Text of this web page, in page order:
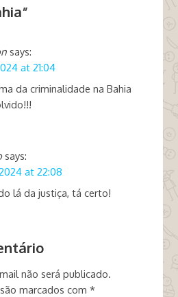
”
says:
at 21:04
da criminalidade na Bahia
says:
at 22:08
lá da justiça, tá certo!
não será publicado.
marcados com *